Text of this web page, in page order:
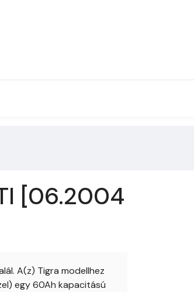
[06.2004
A(z) Tigra modellhez
egy 60Ah kapacitású